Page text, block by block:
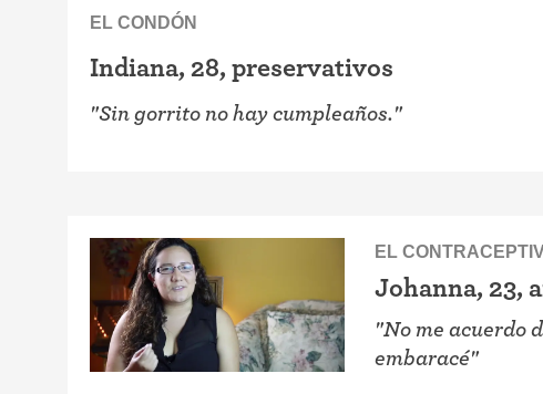
EL CONDÓN
Indiana, 28, preservativos
"Sin gorrito no hay cumpleaños."
EL
Johanna, 23,
"No me acuerdo
embaracé"